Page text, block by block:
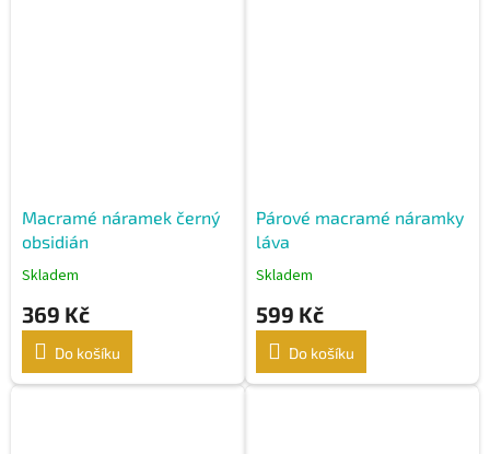
Macramé náramek černý
obsidián
Skladem
369 Kč
Do košíku
Párové macramé náramky
láva
Skladem
599 Kč
Do košíku